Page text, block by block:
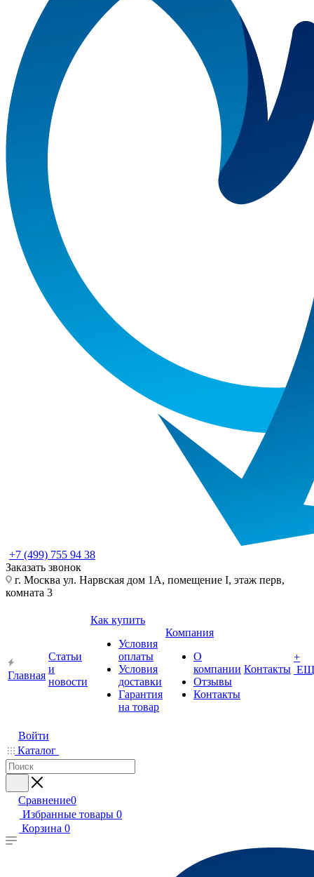
+7 (499) 755 94 38
Заказать звонок
г. Москва ул. Нарвская дом 1А, помещение I, этаж перв,
комната 3
Главная
Статьи
и
новости
Как купить
Условия
оплаты
Условия
доставки
Гарантия
на товар
Компания
О
компании
Отзывы
Контакты
Контакты
+
Войти
Каталог
Сравнение0
Избранные товары 0
Корзина 0